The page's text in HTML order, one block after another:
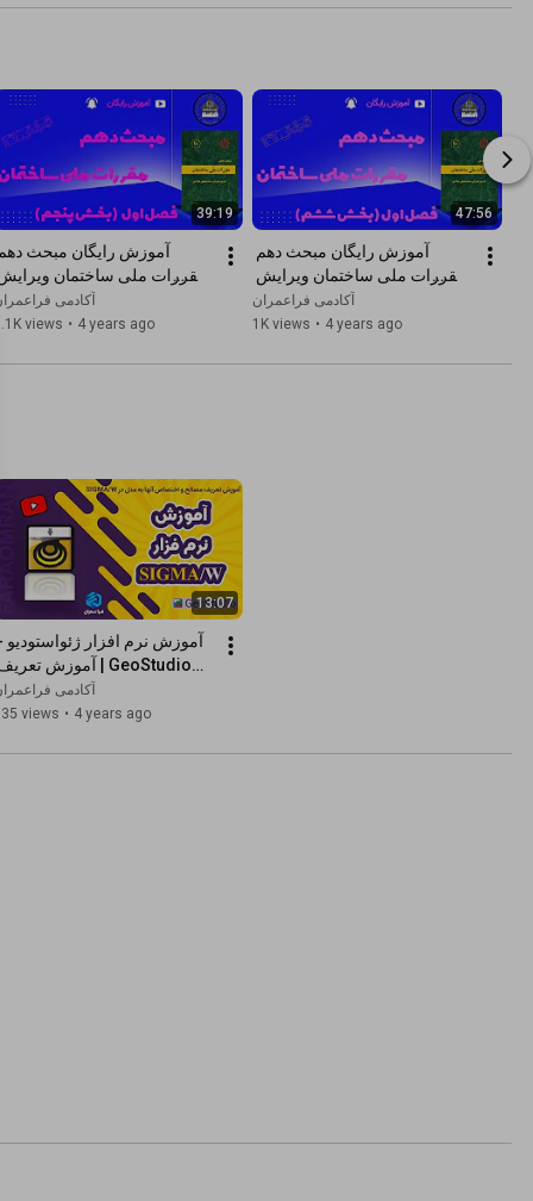
39:19
عمومی (بخش
آکادمی
views • 4 years ago
47:56
1392 | فصل اول : الزامات
عمومی (بخش ششم)
آکادمی فراعمران
1K views • 4 years ago
13:07
نرم افزار Sigma/w
آکادمی
views • 4 years ago